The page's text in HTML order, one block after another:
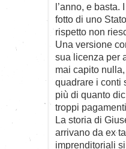
l’anno, e
fotto di uno
rispetto non
Una versione
sua licenza per
mai capito
quadrare i conti
più di quanto
troppi
La storia di
arrivano da ex
imprenditoriali